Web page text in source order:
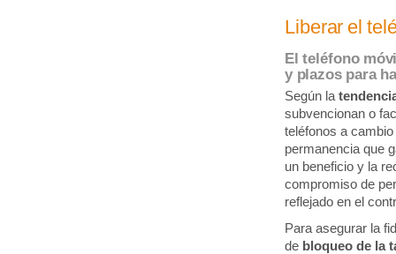
Liberar el
El teléfono
y plazos para
Según la
subvencionan o
teléfonos a
permanencia que
un beneficio y la
compromiso de
reflejado en el
Para asegurar la
de bloqueo de la